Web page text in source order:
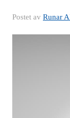
Postet av Runar